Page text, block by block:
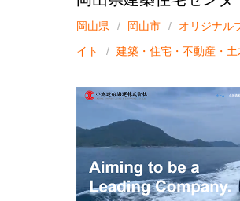
岡山県 岡山市 オリジナル
イト
建築・住宅・不動産・土